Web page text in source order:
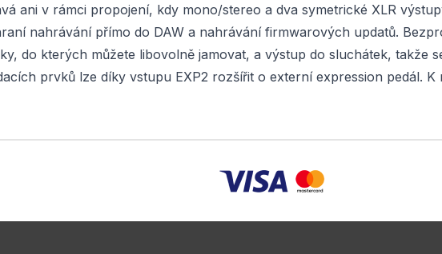
ani v rámci propojení, kdy mono/stereo a dva symetrické XLR
nahrávání přímo do DAW a nahrávání firmwarových updatů.
do kterých můžete libovolně jamovat, a výstup do sluchátek, takže
prvků lze díky vstupu EXP2 rozšířit o externí expression pedál.